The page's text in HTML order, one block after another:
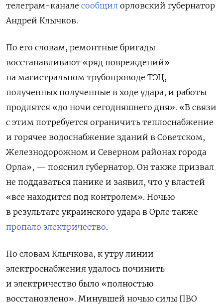
телеграм-канале сообщил орловский губернатор
Андрей Клычков.
По его словам, ремонтные бригады
восстанавливают «ряд повреждений»
на магистральном трубопроводе ТЭЦ,
полученных полученные в ходе удара, и работы
продлятся «до ночи сегодняшнего дня». «В связи
с этим потребуется ограничить теплоснабжение
и горячее водоснабжение зданий в Советском,
Железнодорожном и Северном районах города
Орла», — пояснил губернатор. Он также призвал
не поддаваться панике и заявил, что у властей
«все находится под контролем». Ночью
в результате украинского удара в Орле также
пропало электричество.
По словам Клычкова, к утру линии
электроснабжения удалось починить
и электричество было «полностью
восстановлено». Минувшей ночью силы ПВО